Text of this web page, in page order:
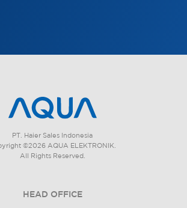
PT. Haier Sales Indonesia
©2026 AQUA ELEKTRONIK.
All Rights Reserved.
HEAD OFFICE